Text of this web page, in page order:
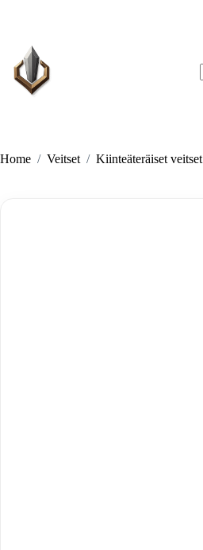
Home / Veitset / Kiinteäteräiset veitset